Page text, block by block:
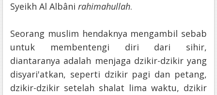
Syeikh Al Albâni rahimahullah.
Seorang muslim hendaknya mengambil sebab
untuk membentengi diri dari sihir,
diantaranya adalah menjaga dzikir-dzikir yang
disyari'atkan, seperti dzikir pagi dan petang,
dzikir-dzikir setelah shalat lima waktu, dzikir